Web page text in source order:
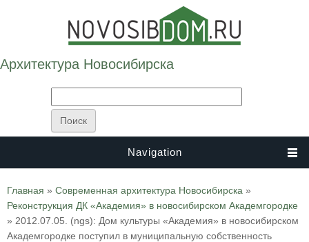
Архитектура Новосибирска
Navigation
Вы здесь
Главная » Современная архитектура Новосибирска »
Реконструкция ДК «Академия» в новосибирском Академгородке
» 2012.07.05. (ngs): Дом культуры «Академия» в новосибирском
Академгородке поступил в муниципальную собственность